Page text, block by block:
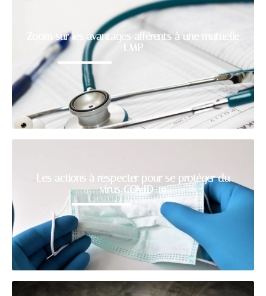
Zoom sur les avantages afférents à une mutuelle
LMP
Les actions à respecter pour se protéger du
virus COVID-19